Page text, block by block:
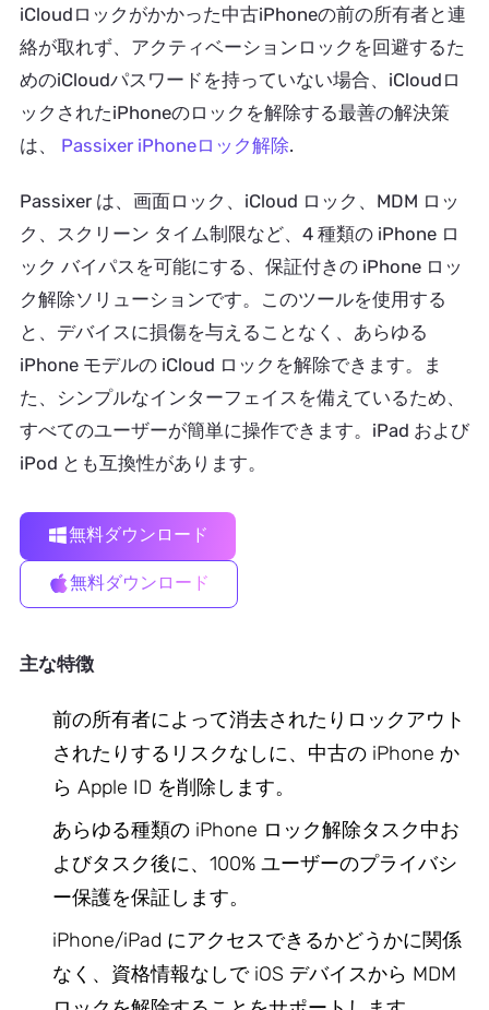
iCloudロックがかかった中古iPhoneの前の所有者と連
絡が取れず、アクティベーションロックを回避するた
めのiCloudパスワードを持っていない場合、iCloudロ
ックされたiPhoneのロックを解除する最善の解決策
は、 Passixer iPhoneロック解除.
Passixer は、画面ロック、iCloud ロック、MDM ロッ
ク、スクリーン タイム制限など、4 種類の iPhone ロ
ック バイパスを可能にする、保証付きの iPhone ロッ
ク解除ソリューションです。このツールを使用する
と、デバイスに損傷を与えることなく、あらゆる
iPhone モデルの iCloud ロックを解除できます。ま
た、シンプルなインターフェイスを備えているため、
すべてのユーザーが簡単に操作できます。iPad および
iPod とも互換性があります。
無料ダウンロード
無料ダウンロード
主な特徴
前の所有者によって消去されたりロックアウト
されたりするリスクなしに、中古の iPhone か
ら Apple ID を削除します。
あらゆる種類の iPhone ロック解除タスク中お
よびタスク後に、100% ユーザーのプライバシ
ー保護を保証します。
iPhone/iPad にアクセスできるかどうかに関係
なく、資格情報なしで iOS デバイスから MDM